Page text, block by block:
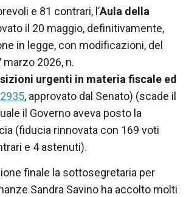
e 81 contrari, l’Aula della
il 20 maggio, definitivamente,
in legge, con modificazioni, del
2026, n.
urgenti in materia fiscale ed
2935, approvato dal Senato) (scade il
il Governo aveva posto la
(fiducia rinnovata con 169 voti
e 4 astenuti).
finale la sottosegretaria per
Sandra Savino ha accolto molti